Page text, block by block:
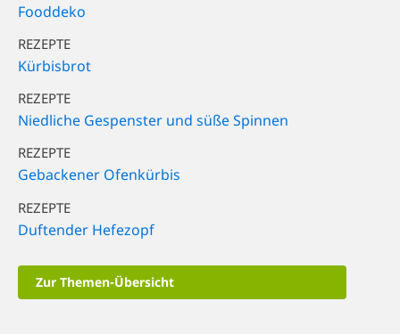
Fooddeko
REZEPTE
Kürbisbrot
REZEPTE
Niedliche Gespenster und süße Spinnen
REZEPTE
Gebackener Ofenkürbis
REZEPTE
Duftender Hefezopf
Zur Themen-Übersicht